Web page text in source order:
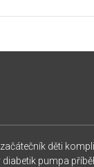
děti
diabetik pumpa